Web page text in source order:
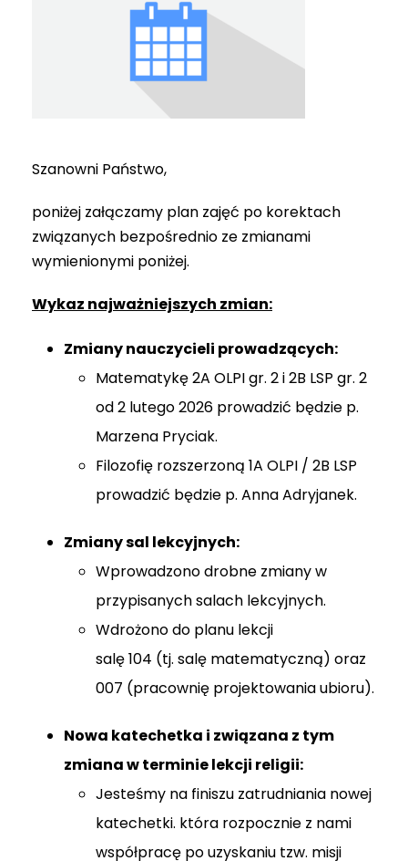
Szanowni Państwo,
poniżej załączamy plan zajęć po korektach
związanych bezpośrednio ze zmianami
wymienionymi poniżej.
Wykaz najważniejszych zmian:
Zmiany nauczycieli prowadzących:
Matematykę 2A OLPI gr. 2 i 2B LSP gr. 2
od 2 lutego 2026 prowadzić będzie p.
Marzena Pryciak.
Filozofię rozszerzoną 1A OLPI / 2B LSP
prowadzić będzie p. Anna Adryjanek.
Zmiany sal lekcyjnych:
Wprowadzono drobne zmiany w
przypisanych salach lekcyjnych.
Wdrożono do planu lekcji
salę 104 (tj. salę matematyczną) oraz
007 (pracownię projektowania ubioru).
Nowa katechetka i związana z tym
zmiana w terminie lekcji religii:
Jesteśmy na finiszu zatrudniania nowej
katechetki. która rozpocznie z nami
współpracę po uzyskaniu tzw. misji